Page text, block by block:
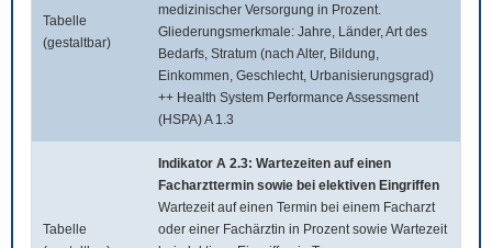
Tabelle
(gestaltbar)
medizinischer Versorgung in Prozent.
Gliederungsmerkmale: Jahre, Länder, Art des
Bedarfs, Stratum (nach Alter, Bildung,
Einkommen, Geschlecht, Urbanisierungsgrad)
++ Health System Performance Assessment
(HSPA) A 1.3
Tabelle
Indikator A 2.3: Wartezeiten auf einen
Facharzttermin sowie bei elektiven Eingriffen
Wartezeit auf einen Termin bei einem Facharzt
oder einer Fachärztin in Prozent sowie Wartezeit